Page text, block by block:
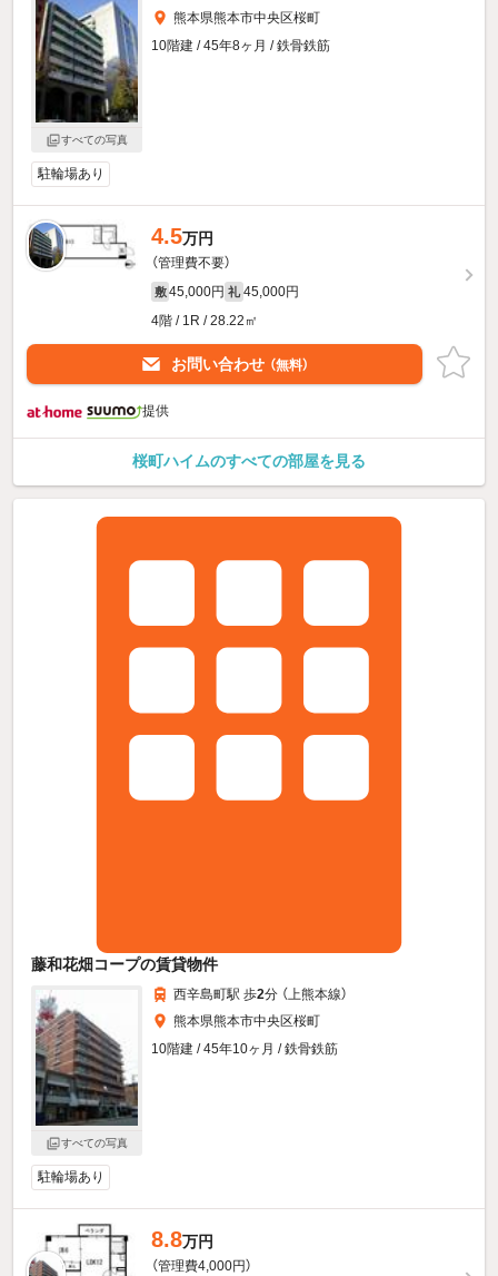
すべての写真
熊本県熊本市中央区桜町
10階建 / 45年8ヶ月 / 鉄骨鉄筋
駐輪場あり
4.5万円
（管理費不要）
敷 45,000円 礼 45,000円
4階 / 1R / 28.22㎡
お問い合わせ （無料）
提供
桜町ハイムのすべての部屋を見る
藤和花畑コープの賃貸物件
すべての写真
西辛島町駅 歩2分 （上熊本線）
熊本県熊本市中央区桜町
10階建 / 45年10ヶ月 / 鉄骨鉄筋
駐輪場あり
8.8万円
（管理費4,000円）